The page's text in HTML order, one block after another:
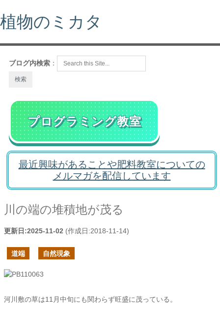
植物のミカタ
ブログ内検索 ：
プログラミング教室
最近興味があることや肥料教室についての
メルマガを配信しています
川の端の堆積地が茂る
更新日:2025-11-02 (作成日:2018-11-14)
道端 自然現象
河川敷の草は11月中旬にも関わらず旺盛に茂っている。